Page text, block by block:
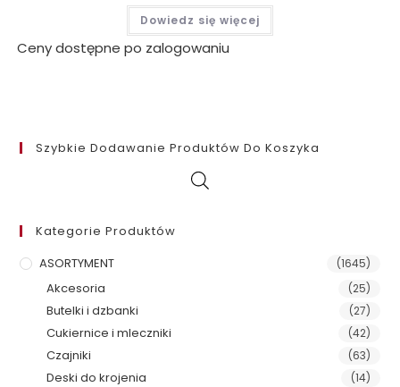
Dowiedz się więcej
Ceny dostępne po zalogowaniu
Szybkie Dodawanie Produktów Do Koszyka
Kategorie Produktów
ASORTYMENT
(1645)
Akcesoria (25)
Butelki i dzbanki (27)
Cukiernice i mleczniki (42)
Czajniki (63)
Deski do krojenia (14)